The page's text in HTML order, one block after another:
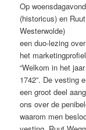
Op
(historicus) en
Westerwolde)
een duo-lezing
het
“Welkom in het jaar
1742”. De vesting
een groot deel
ons over de
waarom men